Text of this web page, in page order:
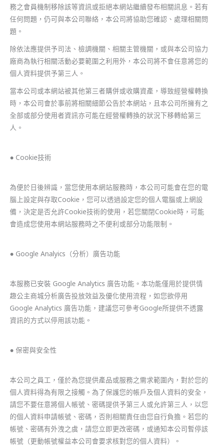
務之會員機制移除該等資訊或拒絕本網站繼續發布相關訊息。若有
任何問題，仍可與本公司聯絡，本公司將協助您確認、處理相關問
題。
除依法應提供予司法、檢調機關、相關主管機關，或與本公司協力
廠商為執行相關活動必要範圍之利用外，本公司將不會任意將您的
個人資料提供予第三人。
當本公司或本網站被其他第三者購併或收購資產，導致經營權轉換
時，本公司會於事前將相關細節公告於本網站，且本公司所擁有之
全部或部分使用者資訊亦可能在經營權轉換的狀況下移轉給第三
人。
● Cookie技術
為便於日後辨識，當您使用本網站服務時，本公司可能會在您的電
腦上設定與存取Cookie，您可以透過設定您的個人電腦或上網設
備，決定是否允許Cookie技術的使用，若您關閉Cookie時，可能
會造成您使用本網站服務時之不便利或部分功能限制。
● Google Analyics（分析）廣告功能
本服務已安裝 Google Analytics 廣告功能。本功能僅用於提供情
趣公主商城分析廣告投放效益及優化使用流程，如您欲停用
Google Analytics 廣告功能，建議您可參考Google所提供不透露
資訊的方式以停用該功能。
● 保密與安全性
本公司之員工，僅於為您提供產品或服務之需求範圍內，對於您的
個人資料得為有限之接觸。為了保護您的帳戶及個人資料的安全，
請您不要任意將個人帳號、密碼提供予第三人或允許第三人，以您
的個人資料申請帳號、密碼，否則相關責任由您自行負擔。若您的
帳號、密碼有外洩之虞，請您立即更改密碼，或通知本公司暫停該
帳號（更動帳號權益本公司會要求核對您的個人資料）。